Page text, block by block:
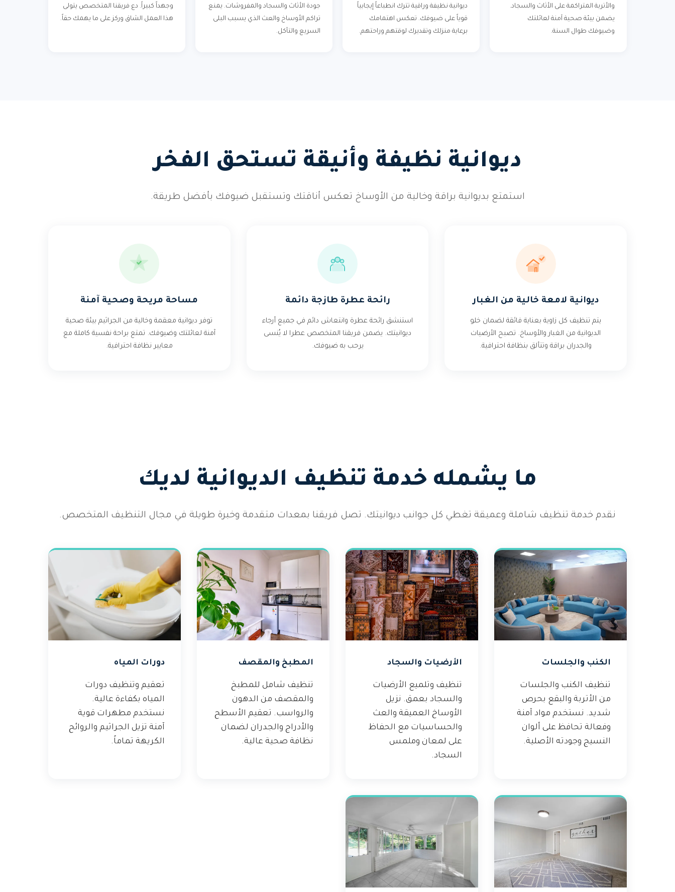
والأتربة المتراكمة على الأثاث والسجاد.
يضمن بيئة صحية آمنة لعائلتك
وضيوفك طوال السنة.
ديوانية نظيفة وراقية تترك انطباعاً إيجابياً
قوياً على ضيوفك. تعكس اهتمامك
برعاية منزلك وتقديرك لوقتهم وراحتهم.
جودة الأثاث والسجاد والمفروشات. يمنع
تراكم الأوساخ والعث الذي يسبب البلى
السريع والتآكل.
وجهداً كبيراً. دع فريقنا المتخصص يتولى
هذا العمل الشاق وركز على ما يهمك حقاً.
ديوانية نظيفة وأنيقة تستحق الفخر
استمتع بديوانية براقة وخالية من الأوساخ تعكس أناقتك وتستقبل ضيوفك بأفضل طريقة.
ديوانية لامعة خالية من الغبار
يتم تنظيف كل زاوية بعناية فائقة لضمان خلو
الديوانية من الغبار والأوساخ. تصبح الأرضيات
والجدران براقة وتتألق بنظافة احترافية.
رائحة عطرة طازجة دائمة
استنشق رائحة عطرة وانتعاش دائم في جميع أرجاء
ديوانيتك. يضمن فريقنا المتخصص عطرا لا يُنسى
يرحب به ضيوفك.
مساحة مريحة وصحية آمنة
توفر ديوانية معقمة وخالية من الجراثيم بيئة صحية
آمنة لعائلتك وضيوفك. تمتع براحة نفسية كاملة مع
معايير نظافة احترافية.
ما يشمله خدمة تنظيف الديوانية لديك
نقدم خدمة تنظيف شاملة وعميقة تغطي كل جوانب ديوانيتك. تصل فريقنا بمعدات متقدمة وخبرة طويلة في مجال التنظيف المتخصص.
الكنب والجلسات
تنظيف الكنب والجلسات
من الأتربة والبقع بحرص
شديد. نستخدم مواد آمنة
وفعالة تحافظ على ألوان
النسيج وجودته الأصلية.
الأرضيات والسجاد
تنظيف وتلميع الأرضيات
والسجاد بعمق. نزيل
الأوساخ العميقة والعث
والحساسيات مع الحفاظ
على لمعان وملمس
السجاد.
المطبخ والمقصف
تنظيف شامل للمطبخ
والمقصف من الدهون
والرواسب. تعقيم الأسطح
والأدراج والجدران لضمان
نظافة صحية عالية.
دورات المياه
تعقيم وتنظيف دورات
المياه بكفاءة عالية.
نستخدم مطهرات قوية
آمنة تزيل الجراثيم والروائح
الكريهة تماماً.